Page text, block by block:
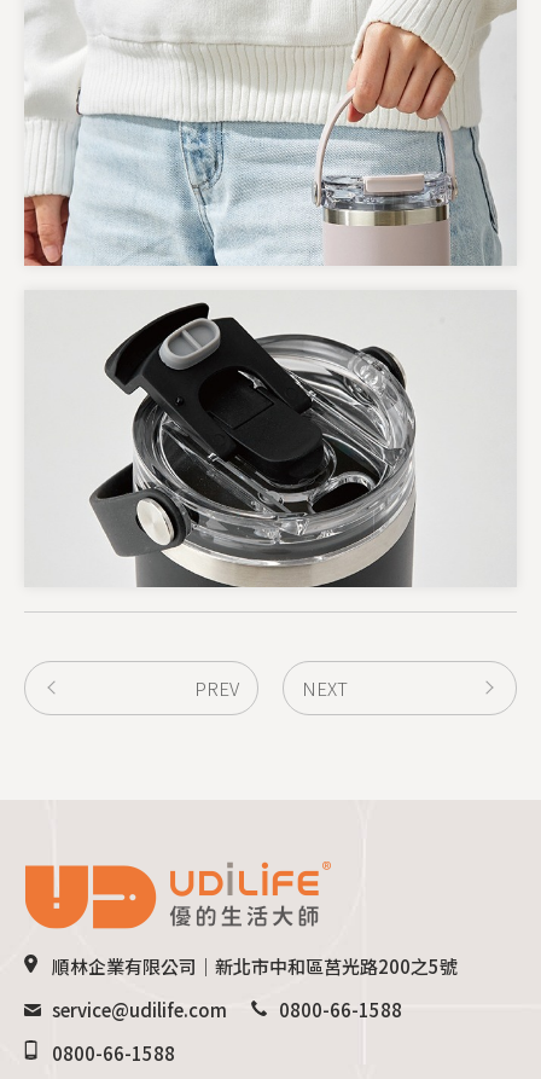
PREV NEXT
順林企業有限公司｜新北市中和區莒光路200之5號
service@udilife.com
0800-66-1588
0800-66-1588